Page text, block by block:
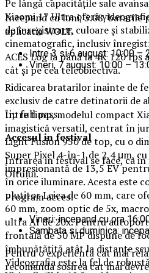
Pe lângă capacitățile sale
Xiaomi 17 Ultra oferă
de înregistrare, culoare și
cinematografic, inclusiv
ACES Log la până la 4K 120
cât și pe cea teleobiectivă.
Între timp, modelul compact
imagistică versatil, centrat în
Light Fusion 950 de top, cu o
Super Pixel 4-în-1 de 2,4 μm,
impresionantă de 13,5 EV
în orice iluminare. Acesta este
plutitor Leica de 60 mm, care
60 mm, zoom optic de 5x,
ultra AI de 20x. Pentru
frontală de 50 MP dispune de
îmbunătățită atât la distanțe
Videografia este la fel de
Incepand cu luni, 3.08, batarile
aplicatia WOLT.
Intre 3 si 6 august: 10:00 –
Vineri, 7 august: 10:00 –
Ridicarea bratarilor inainte de
exclusiv de catre detinatorii de
tip full pass.
Accesul in festival
Intrarea in festival se face, ca
Oltului.
Program acces:
Vineri: incepand cu ora
Sambata si duminica:
Pentru o experienta cat mai
recomanda sosirea cat mai